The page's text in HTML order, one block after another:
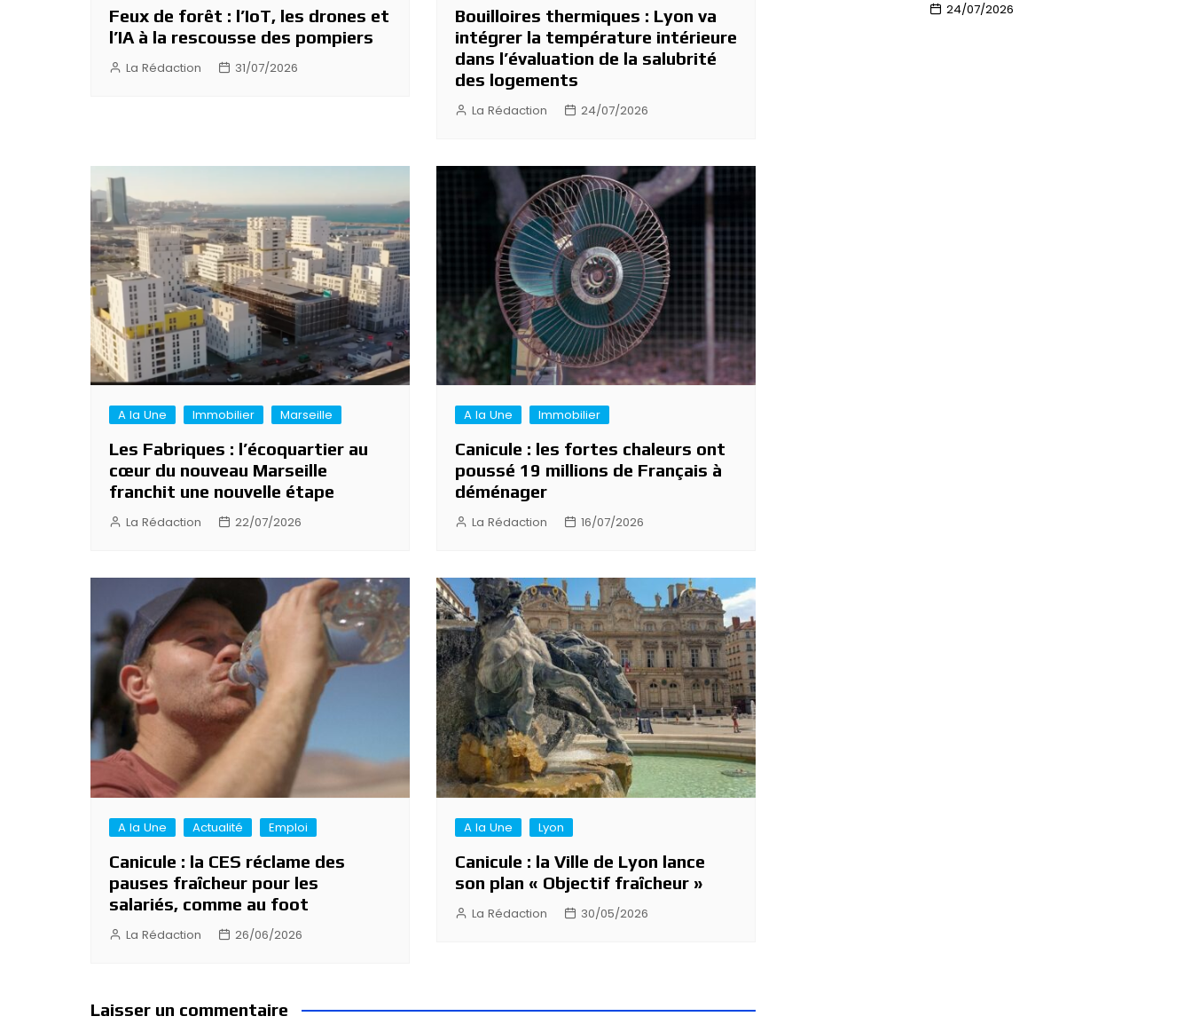
Feux de forêt : l’IoT, les drones et
l’IA à la rescousse des pompiers
La Rédaction 31/07/2026
Bouilloires thermiques : Lyon va
intégrer la température intérieure
dans l’évaluation de la salubrité
des logements
La Rédaction 24/07/2026
A la Une Immobilier Marseille
Les Fabriques : l’écoquartier au
cœur du nouveau Marseille
franchit une nouvelle étape
La Rédaction 22/07/2026
A la Une Immobilier
Canicule : les fortes chaleurs ont
poussé 19 millions de Français à
déménager
La Rédaction 16/07/2026
A la Une Actualité Emploi
Canicule : la CES réclame des
pauses fraîcheur pour les
salariés, comme au foot
La Rédaction 26/06/2026
A la Une Lyon
Canicule : la Ville de Lyon lance
son plan « Objectif fraîcheur »
La Rédaction 30/05/2026
Laisser un commentaire
24/07/2026